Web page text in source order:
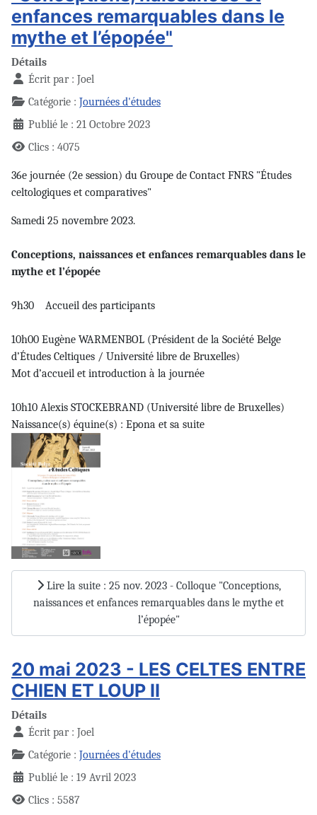
enfances remarquables dans le
mythe et l’épopée"
Détails
Écrit par : Joel
Catégorie : Journées d'études
Publié le : 21 Octobre 2023
Clics : 4075
36e journée (2e session) du Groupe de Contact FNRS "Études
celtologiques et comparatives"
Samedi 25 novembre 2023.
Conceptions, naissances et enfances remarquables dans le
mythe et l’épopée
9h30 Accueil des participants
10h00 Eugène WARMENBOL (Président de la Société Belge
d’Études Celtiques / Université libre de Bruxelles)
Mot d’accueil et introduction à la journée
10h10 Alexis STOCKEBRAND (Université libre de Bruxelles)
Naissance(s) équine(s) : Epona et sa suite
Lire la suite : 25 nov. 2023 - Colloque "Conceptions,
naissances et enfances remarquables dans le mythe et
l’épopée"
20 mai 2023 - LES CELTES ENTRE
CHIEN ET LOUP II
Détails
Écrit par : Joel
Catégorie : Journées d'études
Publié le : 19 Avril 2023
Clics : 5587